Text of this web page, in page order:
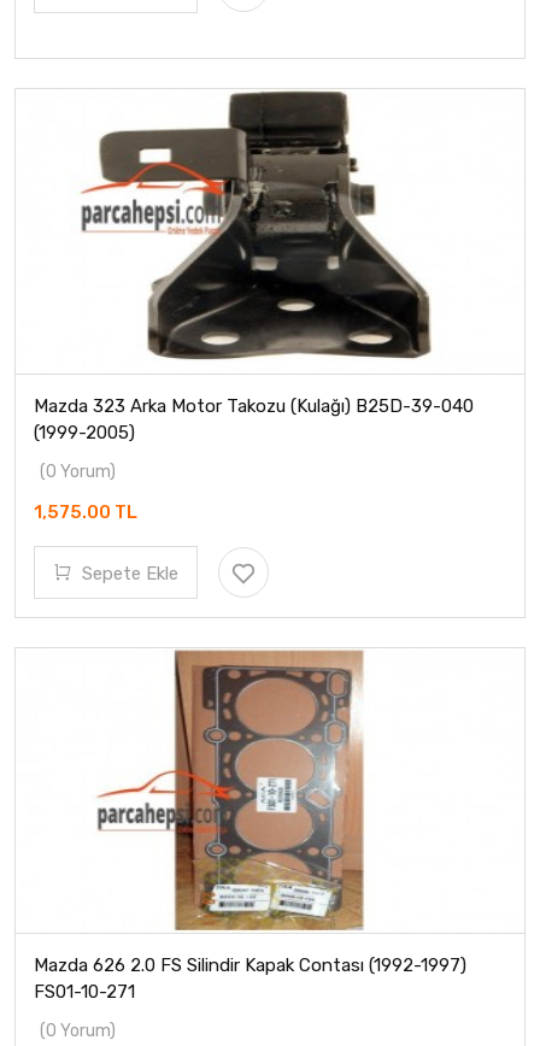
Mazda 323 Arka Motor Takozu (Kulağı) B25D-39-040
(1999-2005)
(0 Yorum)
1,575.00 TL
Sepete Ekle
Mazda 626 2.0 FS Silindir Kapak Contası (1992-1997)
FS01-10-271
(0 Yorum)